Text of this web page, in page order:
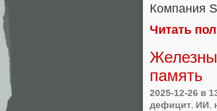
Компания
Читать
память
2025-12-26 в
дефицит, ИИ,